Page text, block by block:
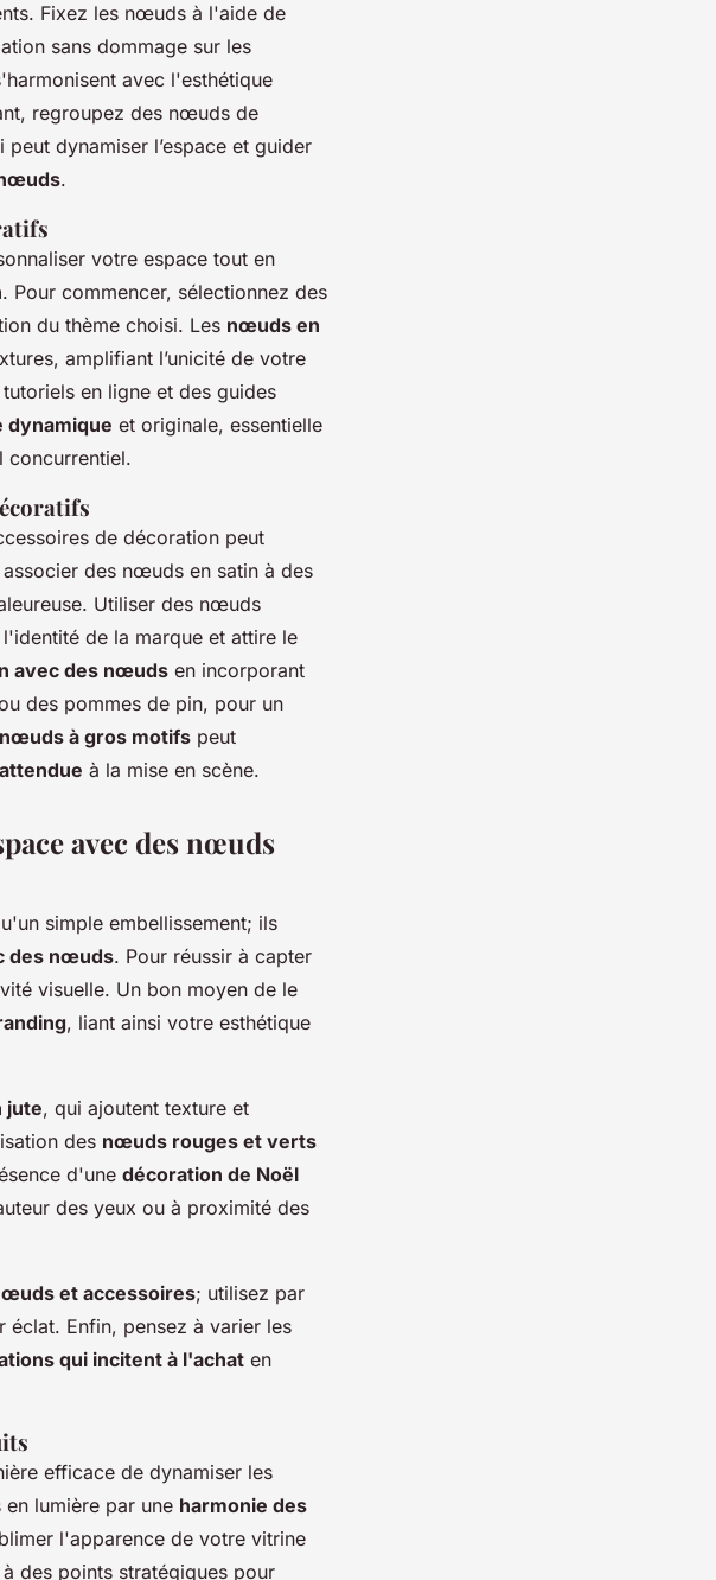
Fixez les nœuds à l'aide de
sans dommage sur les
avec l'esthétique
regroupez des nœuds de
dynamiser l’espace et guider
.
votre espace tout en
. Pour commencer, sélectionnez des
du thème choisi. Les nœuds en
amplifiant l’unicité de votre
en ligne et des guides
dynamique et originale, essentielle
concurrentiel.
de décoration peut
des nœuds en satin à des
Utiliser des nœuds
de la marque et attire le
avec des nœuds en incorporant
des pommes de pin, pour un
nœuds à gros motifs peut
à la mise en scène.
avec des nœuds
simple embellissement; ils
des nœuds. Pour réussir à capter
visuelle. Un bon moyen de le
, liant ainsi votre esthétique
jute, qui ajoutent texture et
des nœuds rouges et verts
d'une décoration de Noël
des yeux ou à proximité des
et accessoires; utilisez par
éclat. Enfin, pensez à varier les
qui incitent à l'achat en
efficace de dynamiser les
lumière par une harmonie des
l'apparence de votre vitrine
des points stratégiques pour